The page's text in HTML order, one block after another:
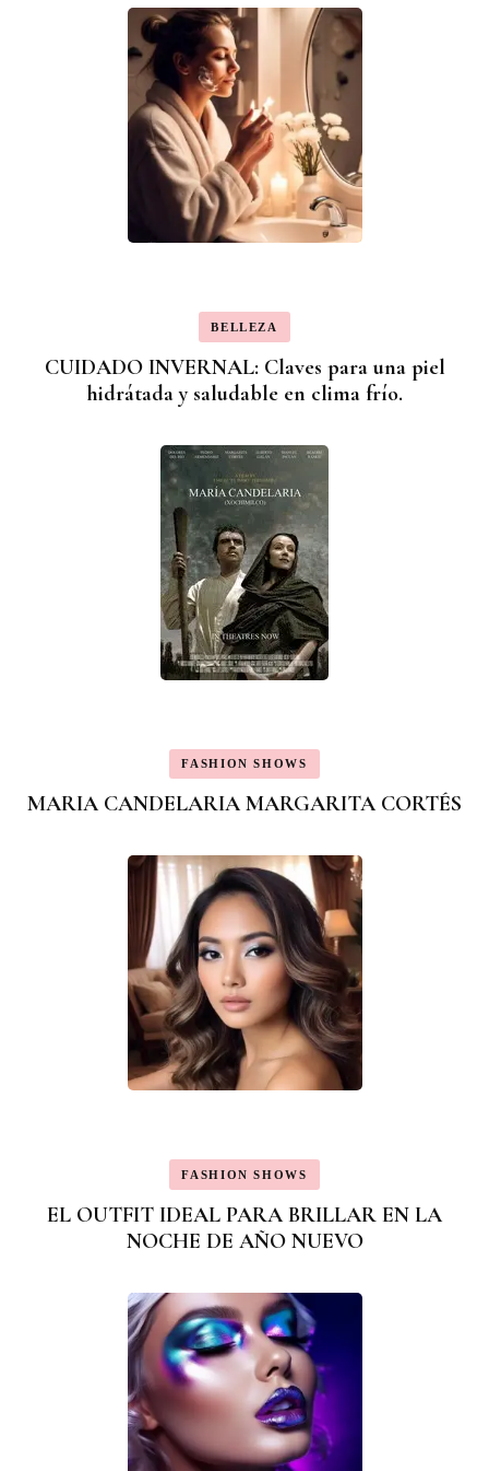
BELLEZA
CUIDADO INVERNAL: Claves para una piel
hidrátada y saludable en clima frío.
FASHION SHOWS
MARIA CANDELARIA MARGARITA CORTÉS
FASHION SHOWS
EL OUTFIT IDEAL PARA BRILLAR EN LA
NOCHE DE AÑO NUEVO